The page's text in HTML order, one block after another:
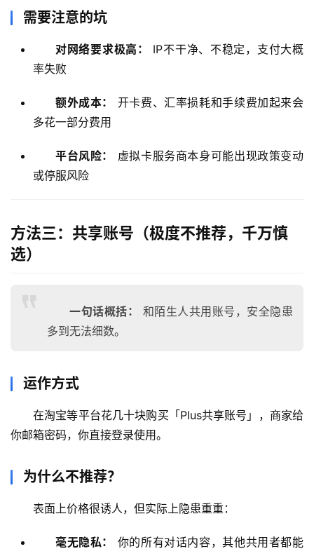
用
据
需要注意的坑
对网络要求极高：
IP不干净、不稳定，支付大概
率失败
额外成本：
开卡费、汇率损耗和手续费加起来会
多花一部分费用
平台风险：
虚拟卡服务商本身可能出现政策变动
或停服风险
方法三：共享账号（极度不推荐，千万慎
选）
一句话概括：
和陌生人共用账号，安全隐患
多到无法细数。
运作方式
在淘宝等平台花几十块购买「Plus共享账号」，商家给
你邮箱密码，你直接登录使用。
为什么不推荐？
表面上价格很诱人，但实际上隐患重重：
毫无隐私： 你的所有对话内容，其他共用者都能